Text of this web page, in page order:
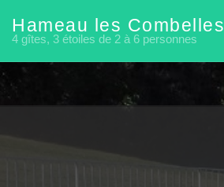
Hameau les Combelles
4 gîtes, 3 étoiles de 2 à 6 personnes